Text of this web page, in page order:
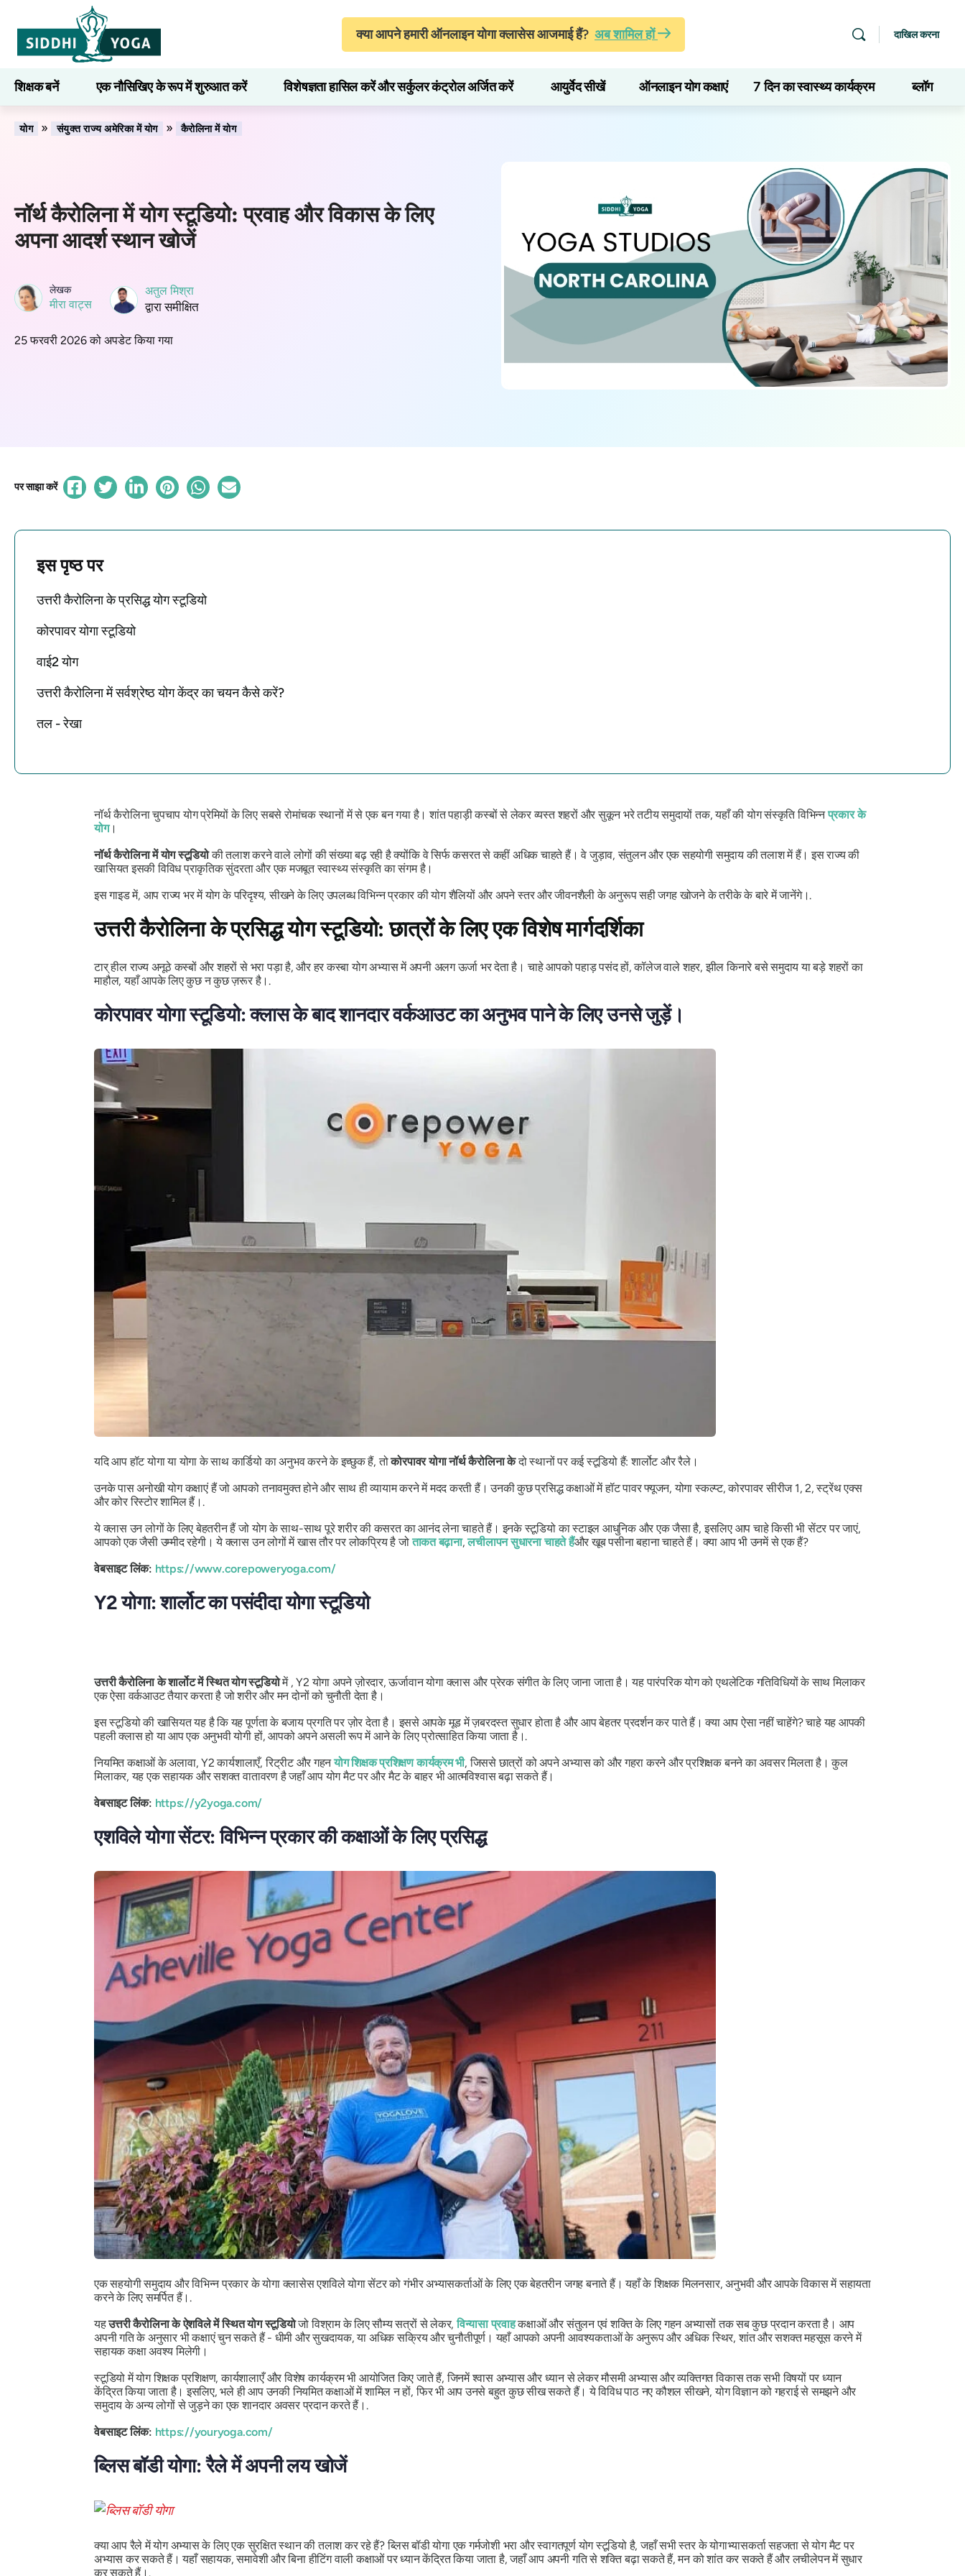
क्या आपने हमारी ऑनलाइन योगा क्लासेस आजमाई हैं? अब शामिल हों दाखिल करना
शिक्षक बनें एक नौसिखिए के रूप में शुरुआत करें विशेषज्ञता हासिल करें और सर्कुलर कंट्रोल अर्जित करें आयुर्वेद सीखें ऑनलाइन योग कक्षाएं 7 दिन का स्वास्थ्य कार्यक्रम ब्लॉग
सीखना
योग » संयुक्त राज्य अमेरिका में योग » कैरोलिना में योग
नॉर्थ कैरोलिना में योग स्टूडियो: प्रवाह और विकास के लिए
अपना आदर्श स्थान खोजें
लेखक
मीरा वाट्स
अतुल मिश्रा
द्वारा समीक्षित
25 फरवरी 2026 को अपडेट किया गया
पर साझा करें
इस पृष्ठ पर
उत्तरी कैरोलिना के प्रसिद्ध योग स्टूडियो
कोरपावर योगा स्टूडियो
वाई2 योग
उत्तरी कैरोलिना में सर्वश्रेष्ठ योग केंद्र का चयन कैसे करें?
तल - रेखा
नॉर्थ कैरोलिना चुपचाप योग प्रेमियों के लिए सबसे रोमांचक स्थानों में से एक बन गया है। शांत पहाड़ी कस्बों से लेकर व्यस्त शहरों और सुकून भरे तटीय समुदायों तक, यहाँ की योग संस्कृति विभिन्नप्रकार के
योग।
नॉर्थ कैरोलिना में योग स्टूडियोकी तलाश करने वाले लोगों की संख्या बढ़ रही है क्योंकि वे सिर्फ कसरत से कहीं अधिक चाहते हैं। वे जुड़ाव, संतुलन और एक सहयोगी समुदाय की तलाश में हैं। इस राज्य की
खासियत इसकी विविध प्राकृतिक सुंदरता और एक मजबूत स्वास्थ्य संस्कृति का संगम है।
इस गाइड में, आप राज्य भर में योग के परिदृश्य, सीखने के लिए उपलब्ध विभिन्न प्रकार की योग शैलियों और अपने स्तर और जीवनशैली के अनुरूप सही जगह खोजने के तरीके के बारे में जानेंगे।.
उत्तरी कैरोलिना के प्रसिद्ध योग स्टूडियो: छात्रों के लिए एक विशेष मार्गदर्शिका
टार् हील राज्य अनूठे कस्बों और शहरों से भरा पड़ा है, और हर कस्बा योग अभ्यास में अपनी अलग ऊर्जा भर देता है। चाहे आपको पहाड़ पसंद हों, कॉलेज वाले शहर, झील किनारे बसे समुदाय या बड़े शहरों का
माहौल, यहाँ आपके लिए कुछ न कुछ ज़रूर है।.
कोरपावर योगा स्टूडियो: क्लास के बाद शानदार वर्कआउट का अनुभव पाने के लिए उनसे जुड़ें।
यदि आप हॉट योगा या योगा के साथ कार्डियो का अनुभव करने के इच्छुक हैं, तोकोरपावर योगा नॉर्थ कैरोलिना केदो स्थानों पर कई स्टूडियो हैं: शार्लोट और रैले।
उनके पास अनोखी योग कक्षाएं हैं जो आपको तनावमुक्त होने और साथ ही व्यायाम करने में मदद करती हैं। उनकी कुछ प्रसिद्ध कक्षाओं में हॉट पावर फ्यूजन, योगा स्कल्प्ट, कोरपावर सीरीज 1, 2, स्ट्रेंथ एक्स
और कोर रिस्टोर शामिल हैं।.
ये क्लास उन लोगों के लिए बेहतरीन हैं जो योग के साथ-साथ पूरे शरीर की कसरत का आनंद लेना चाहते हैं। इनके स्टूडियो का स्टाइल आधुनिक और एक जैसा है, इसलिए आप चाहे किसी भी सेंटर पर जाएं,
आपको एक जैसी उम्मीद रहेगी। ये क्लास उन लोगों में खास तौर पर लोकप्रिय है जोताकत बढ़ाना,लचीलापन सुधारना चाहते हैंऔर खूब पसीना बहाना चाहते हैं। क्या आप भी उनमें से एक हैं?
वेबसाइट लिंक: https://www.corepoweryoga.com/
Y2 योगा: शार्लोट का पसंदीदा योगा स्टूडियो
उत्तरी कैरोलिना के शार्लोट में स्थित योग स्टूडियोमें , Y2 योगा अपने ज़ोरदार, ऊर्जावान योगा क्लास और प्रेरक संगीत के लिए जाना जाता है। यह पारंपरिक योग को एथलेटिक गतिविधियों के साथ मिलाकर
एक ऐसा वर्कआउट तैयार करता है जो शरीर और मन दोनों को चुनौती देता है।
इस स्टूडियो की खासियत यह है कि यह पूर्णता के बजाय प्रगति पर ज़ोर देता है। इससे आपके मूड में ज़बरदस्त सुधार होता है और आप बेहतर प्रदर्शन कर पाते हैं। क्या आप ऐसा नहीं चाहेंगे? चाहे यह आपकी
पहली क्लास हो या आप एक अनुभवी योगी हों, आपको अपने असली रूप में आने के लिए प्रोत्साहित किया जाता है।.
नियमित कक्षाओं के अलावा, Y2 कार्यशालाएँ, रिट्रीट और गहनयोग शिक्षक प्रशिक्षण कार्यक्रम भी, जिससे छात्रों को अपने अभ्यास को और गहरा करने और प्रशिक्षक बनने का अवसर मिलता है। कुल
मिलाकर, यह एक सहायक और सशक्त वातावरण है जहाँ आप योग मैट पर और मैट के बाहर भी आत्मविश्वास बढ़ा सकते हैं।
वेबसाइट लिंक: https://y2yoga.com/
एशविले योगा सेंटर: विभिन्न प्रकार की कक्षाओं के लिए प्रसिद्ध
एक सहयोगी समुदाय और विभिन्न प्रकार के योगा क्लासेस एशविले योगा सेंटर को गंभीर अभ्यासकर्ताओं के लिए एक बेहतरीन जगह बनाते हैं। यहाँ के शिक्षक मिलनसार, अनुभवी और आपके विकास में सहायता
करने के लिए समर्पित हैं।.
यहउत्तरी कैरोलिना के ऐशविले में स्थित योग स्टूडियोजो विश्राम के लिए सौम्य सत्रों से लेकर,विन्यासा प्रवाहकक्षाओं और संतुलन एवं शक्ति के लिए गहन अभ्यासों तक सब कुछ प्रदान करता है। आप
अपनी गति के अनुसार भी कक्षाएं चुन सकते हैं - धीमी और सुखदायक, या अधिक सक्रिय और चुनौतीपूर्ण। यहाँ आपको अपनी आवश्यकताओं के अनुरूप और अधिक स्थिर, शांत और सशक्त महसूस करने में
सहायक कक्षा अवश्य मिलेगी।
स्टूडियो में योग शिक्षक प्रशिक्षण, कार्यशालाएँ और विशेष कार्यक्रम भी आयोजित किए जाते हैं, जिनमें श्वास अभ्यास और ध्यान से लेकर मौसमी अभ्यास और व्यक्तिगत विकास तक सभी विषयों पर ध्यान
केंद्रित किया जाता है। इसलिए, भले ही आप उनकी नियमित कक्षाओं में शामिल न हों, फिर भी आप उनसे बहुत कुछ सीख सकते हैं। ये विविध पाठ नए कौशल सीखने, योग विज्ञान को गहराई से समझने और
समुदाय के अन्य लोगों से जुड़ने का एक शानदार अवसर प्रदान करते हैं।.
वेबसाइट लिंक: https://youryoga.com/
ब्लिस बॉडी योगा: रैले में अपनी लय खोजें
क्या आप रैले में योग अभ्यास के लिए एक सुरक्षित स्थान की तलाश कर रहे हैं? ब्लिस बॉडी योगा एक गर्मजोशी भरा और स्वागतपूर्ण योग स्टूडियो है, जहाँ सभी स्तर के योगाभ्यासकर्ता सहजता से योग मैट पर
अभ्यास कर सकते हैं। यहाँ सहायक, समावेशी और बिना हीटिंग वाली कक्षाओं पर ध्यान केंद्रित किया जाता है, जहाँ आप अपनी गति से शक्ति बढ़ा सकते हैं, मन को शांत कर सकते हैं और लचीलेपन में सुधार
कर सकते हैं।.